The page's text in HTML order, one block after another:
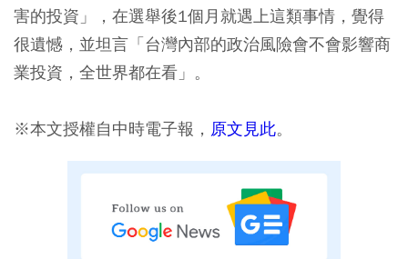
害的投資」，在選舉後1個月就遇上這類事情，覺得
很遺憾，並坦言「台灣內部的政治風險會不會影響商
業投資，全世界都在看」。
※本文授權自中時電子報， 原文見此。